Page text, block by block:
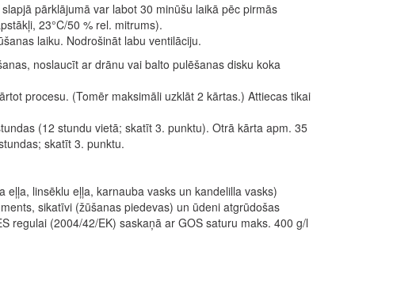
pārklājumā var labot 30 minūšu laikā pēc pirmās
23°C/50 % rel. mitrums).
laiku. Nodrošināt labu ventilāciju.
noslaucīt ar drānu vai balto pulēšanas disku koka
procesu. (Tomēr maksimāli uzklāt 2 kārtas.) Attiecas tikai
(12 stundu vietā; skatīt 3. punktu). Otrā kārta apm. 35
skatīt 3. punktu.
linsēklu eļļa, karnauba vasks un kandelilla vasks)
sikatīvi (žūšanas piedevas) un ūdeni atgrūdošas
regulai (2004/42/EK) saskaņā ar GOS saturu maks. 400 g/l